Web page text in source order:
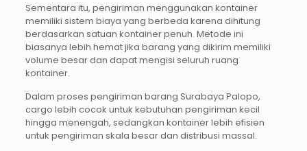
Sementara itu, pengiriman menggunakan kontainer
memiliki sistem biaya yang berbeda karena dihitung
berdasarkan satuan kontainer penuh. Metode ini
biasanya lebih hemat jika barang yang dikirim memiliki
volume besar dan dapat mengisi seluruh ruang
kontainer.
Dalam proses pengiriman barang Surabaya Palopo,
cargo lebih cocok untuk kebutuhan pengiriman kecil
hingga menengah, sedangkan kontainer lebih efisien
untuk pengiriman skala besar dan distribusi massal.